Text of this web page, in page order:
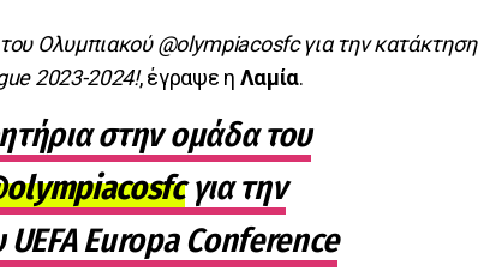
Ολυμπιακού @olympiacosfc για την κατάκτηση
2023-2024!, έγραψε η Λαμία.
στην ομάδα του
για την
Europa Conference